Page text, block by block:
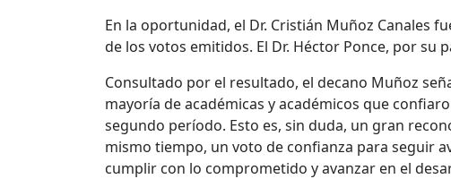
En la oportunidad, el Dr. Cristián Muñoz Canales
de los votos emitidos. El Dr. Héctor Ponce, por su
Consultado por el resultado, el decano Muñoz
mayoría de académicas y académicos que
segundo período. Esto es, sin duda, un gran
mismo tiempo, un voto de confianza para seguir
cumplir con lo comprometido y avanzar en el